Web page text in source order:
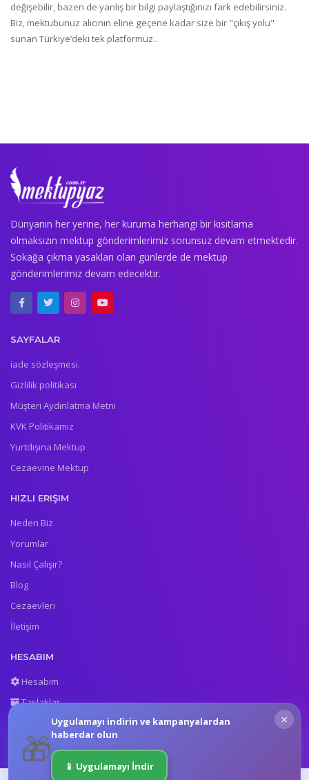
değişebilir, bazen de yanlış bir bilgi paylaştığınızı fark edebilirsiniz.
Biz, mektubunuz alıcının eline geçene kadar size bir "çıkış yolu"
sunan Türkiye’deki tek platformuz..
Dünyanın her yerine, her kuruma herhangi bir kısıtlama
olmaksızın mektup gönderimlerimiz sorunsuz devam etmektedir.
Sokağa çıkma yasakları olan günlerde de mektup
gönderimlerimiz devam edecektir.
SAYFALAR
iade sözleşmesi.
Gizlilik politikası
Müşteri Aydınlatma Metni
KVK Politikamız
Yurtdışına Mektup
Cezaevine Mektup
HIZLI ERIŞIM
Neden Biz
Yorumlar
Nasıl Çalışır?
Blog
Cezaevleri
İletişim
HESABIM
Hesabım
Taslaklar
Gönderilenler
×
🎁
Uygulamayı indirin ve kampanyalardan
haberdar olun
📱 Uygulamayı İndir